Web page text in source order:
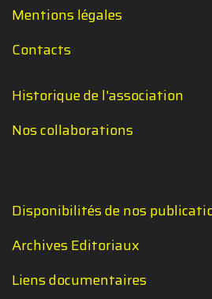
Mentions légales
Contacts
Historique de l'association
Nos collaborations
Disponibilités de nos
Archives Editoriaux
Liens documentaires